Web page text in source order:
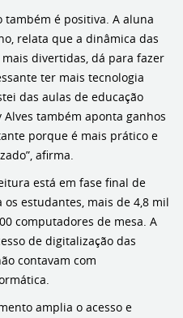
também é positiva. A aluna
relata que a dinâmica das
divertidas, dá para fazer
ter mais tecnologia
das aulas de educação
também aponta ganhos
porque é mais prático e
afirma.
está em fase final de
estudantes, mais de 4,8 mil
computadores de mesa. A
de digitalização das
contavam com
amplia o acesso e